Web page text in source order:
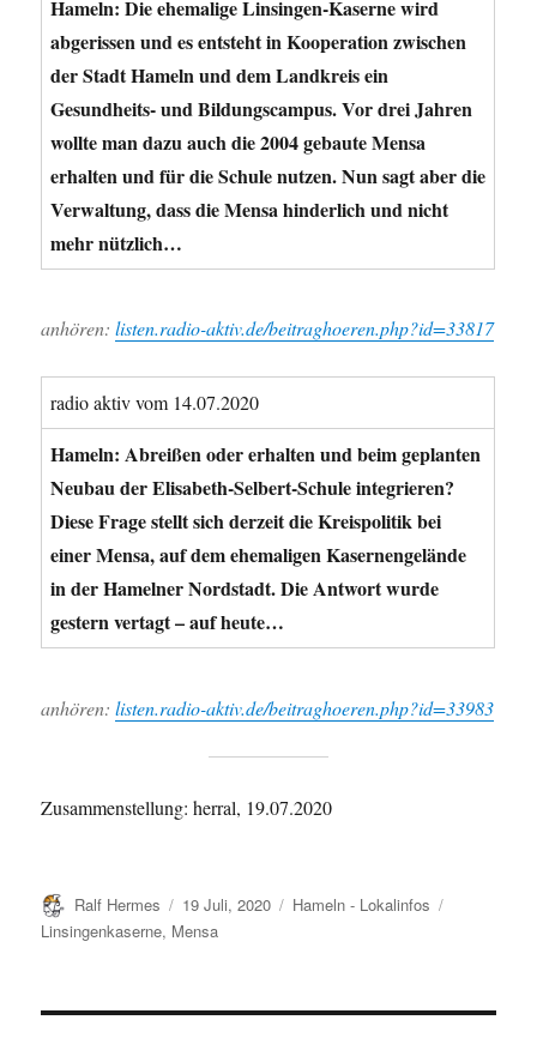
Hameln: Die ehemalige Linsingen-Kaserne wird
abgerissen und es entsteht in Kooperation zwischen
der Stadt Hameln und dem Landkreis ein
Gesundheits- und Bildungscampus. Vor drei Jahren
wollte man dazu auch die 2004 gebaute Mensa
erhalten und für die Schule nutzen. Nun sagt aber die
Verwaltung, dass die Mensa hinderlich und nicht
mehr nützlich…
anhören:listen.radio-aktiv.de/beitraghoeren.php?id=33817
radio aktiv vom 14.07.2020
Hameln: Abreißen oder erhalten und beim geplanten
Neubau der Elisabeth-Selbert-Schule integrieren?
Diese Frage stellt sich derzeit die Kreispolitik bei
einer Mensa, auf dem ehemaligen Kasernengelände
in der Hamelner Nordstadt. Die Antwort wurde
gestern vertagt – auf heute…
anhören:listen.radio-aktiv.de/beitraghoeren.php?id=33983
Zusammenstellung: herral, 19.07.2020
Autor
Ralf Hermes
Veröffentlicht
am
19 Juli, 2020 Kategorien
Hameln - Lokalinfos
Linsingenkaserne, Mensa